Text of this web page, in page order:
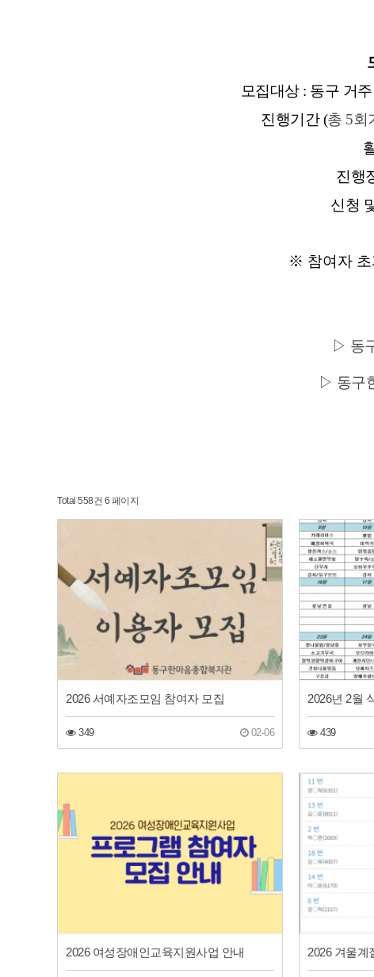
모집대상 : 동구 거
진행기간 (총 5회
진행
신청
※ 참여자 초
▷ 동
▷ 동구
Total 558건 6 페이지
2026 서예자조모임 참여자 모집
349 02-06
2026년 2월
439
2026 여성장애인교육지원사업 안내 2026 겨울계